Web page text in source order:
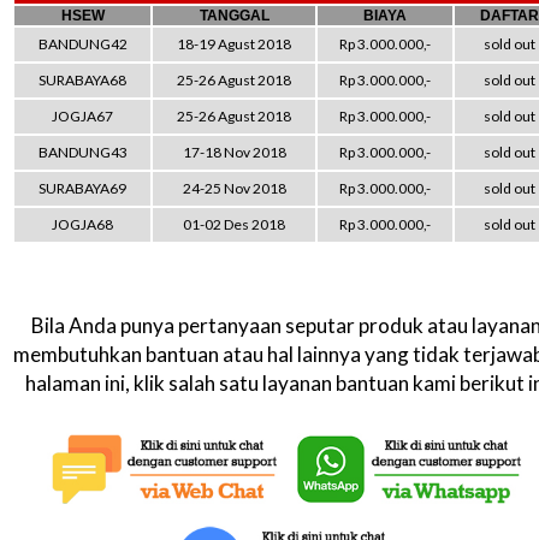
HSEW
TANGGAL BIAYA DAFTAR
BANDUNG42 18-19 Agust 2018 Rp 3.000.000,-
sold out
SURABAYA68
25-26 Agust 2018 Rp 3.000.000,-
sold out
JOGJA67
25-26 Agust 2018 Rp 3.000.000,-
sold out
BANDUNG43
17-18 Nov 2018 Rp 3.000.000,-
sold out
SURABAYA69
24-25 Nov 2018 Rp 3.000.000,-
sold out
JOGJA68
01-02 Des 2018 Rp 3.000.000,- sold out
Bila Anda punya pertanyaan seputar produk atau
membutuhkan bantuan atau hal lainnya yang tidak
halaman ini, klik salah satu layanan bantuan kami berikut